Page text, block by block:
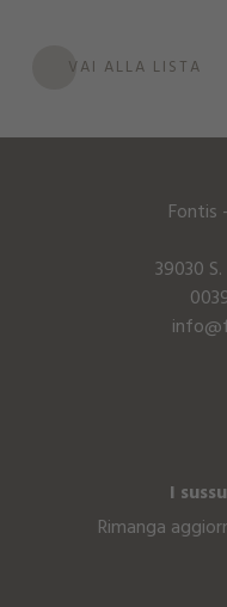
VAI ALLA LISTA
Fontis
39030
I
Rimanga